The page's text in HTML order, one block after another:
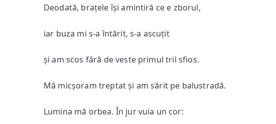
Deodată, brațele își amintiră ce e zborul,
iar buza mi s-a întărit, s-a ascuțit
și am scos fără de veste primul tril sfios.
Mă micșoram treptat și am sărit pe balustradă.
Lumina mă orbea. În jur vuia un cor: